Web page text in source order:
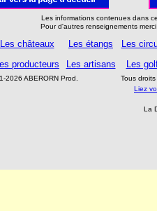
Les informations contenues dans
Pour d'autres renseignements
Les châteaux Les étangs
Les
producteurs Les artisans Les
2026 ABERORN Prod.
Tous
Liez
La